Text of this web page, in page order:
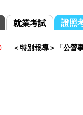
就業考試 證照
＜特別報導＞「公營